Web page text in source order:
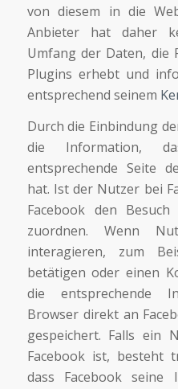
von diesem in die
Anbieter hat daher
Umfang der Daten, die
Plugins erhebt und
entsprechend seinem
Durch die Einbindung
die Information,
entsprechende Seite
hat. Ist der Nutzer bei
Facebook den Besuch
zuordnen. Wenn
interagieren, zum
betätigen oder einen
die entsprechende
Browser direkt an
gespeichert. Falls ein
Facebook ist, besteht
dass Facebook seine